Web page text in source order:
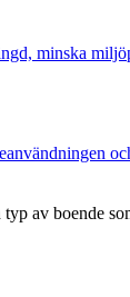
minska
av boende